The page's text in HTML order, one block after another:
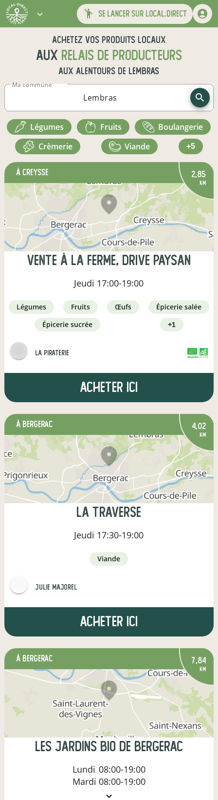
se lancer sur local.direct
Achetez vos produits locaux
aux relais de producteurs
aux alentours de Lembras
Ma commune
légumes fruits
boulangerie
crèmerie
viande +5
à Creysse 2,85
km
Vente à la ferme, drive paysan
Jeudi 17:00-19:00
légumes fruits œufs
épicerie salée
épicerie sucrée
+1
la piraterie CERTIFIÉ PAR FR-BIO-01
AGRICULTURE FRANCE
Acheter ici
à Bergerac 4,02
km
La Traverse
Jeudi 17:30-19:00
viande
julie majorel
Acheter ici
à Bergerac 7,84
km
les jardins bio de bergerac
Lundi 08:00-19:00
Mardi 08:00-19:00